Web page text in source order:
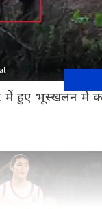
में हुए भूस्खलन में